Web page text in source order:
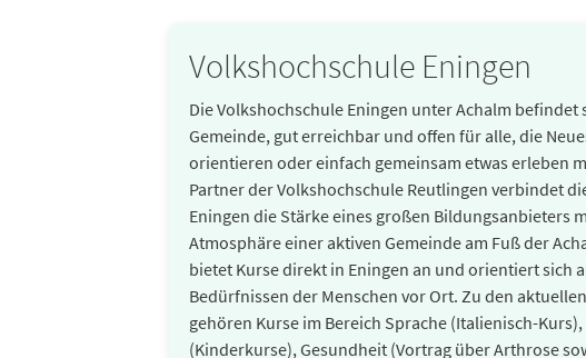
Volkshochschule Eningen
Die Volkshochschule Eningen unter Achalm befindet
Gemeinde, gut erreichbar und offen für alle, die
orientieren oder einfach gemeinsam etwas erleben
Partner der Volkshochschule Reutlingen verbindet
Eningen die Stärke eines großen Bildungsanbieters
Atmosphäre einer aktiven Gemeinde am Fuß der
bietet Kurse direkt in Eningen an und orientiert sich
Bedürfnissen der Menschen vor Ort. Zu den
gehören Kurse im Bereich Sprache (Italienisch-
(Kinderkurse), Gesundheit (Vortrag über Arthrose